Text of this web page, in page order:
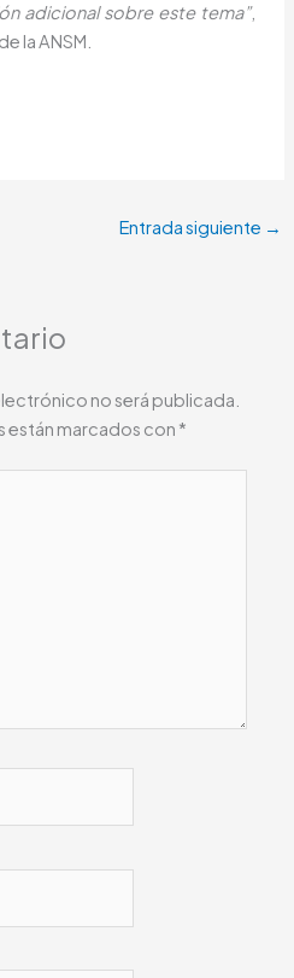
adicional sobre este tema”,
la ANSM.
Entrada siguiente →
no será publicada.
están marcados con *